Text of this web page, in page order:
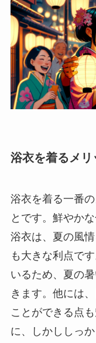
浴衣を着るメリ
浴衣を着る一番
とです。鮮やか
浴衣は、夏の風
も大きな利点で
いるため、夏の
きます。他には
ことができる点
に、しかししっ